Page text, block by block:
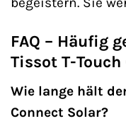
FAQ – Häufig
Tissot T-
Wie lange hält
Connect Solar?